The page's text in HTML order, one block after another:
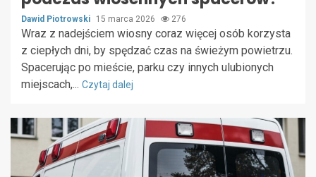
Dawid Piotrowski 15 marca 2026 276
Wraz z nadejściem wiosny coraz więcej osób korzysta
z ciepłych dni, by spędzać czas na świeżym powietrzu.
Spacerując po mieście, parku czy innych ulubionych
miejscach,... Czytaj dalej